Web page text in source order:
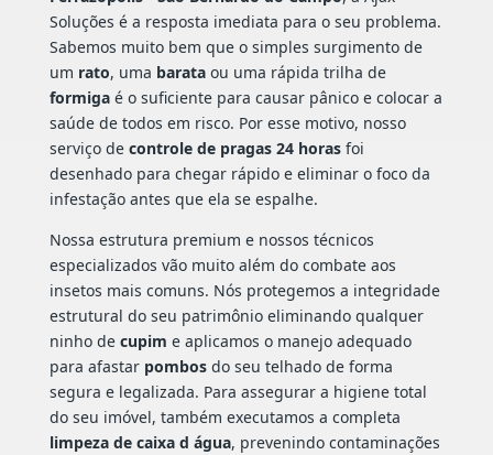
Soluções é a resposta imediata para o seu problema.
Sabemos muito bem que o simples surgimento de
um rato, uma barataou uma rápida trilha de
formigaé o suficiente para causar pânico e colocar a
saúde de todos em risco. Por esse motivo, nosso
serviço de controle de pragas 24 horasfoi
desenhado para chegar rápido e eliminar o foco da
infestação antes que ela se espalhe.
Nossa estrutura premium e nossos técnicos
especializados vão muito além do combate aos
insetos mais comuns. Nós protegemos a integridade
estrutural do seu patrimônio eliminando qualquer
ninho de cupim e aplicamos o manejo adequado
para afastar pombosdo seu telhado de forma
segura e legalizada. Para assegurar a higiene total
do seu imóvel, também executamos a completa
limpeza de caixa d água, prevenindo contaminações